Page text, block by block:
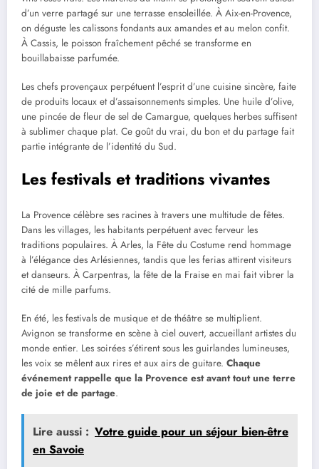
d’un verre partagé sur une terrasse ensoleillée. À Aix-en-Provence,
on déguste les calissons fondants aux amandes et au melon confit.
À Cassis, le poisson fraîchement pêché se transforme en
bouillabaisse parfumée.
Les chefs provençaux perpétuent l’esprit d’une cuisine sincère, faite
de produits locaux et d’assaisonnements simples. Une huile d’olive,
une pincée de fleur de sel de Camargue, quelques herbes suffisent
à sublimer chaque plat. Ce goût du vrai, du bon et du partage fait
partie intégrante de l’identité du Sud.
Les festivals et traditions vivantes
La Provence célèbre ses racines à travers une multitude de fêtes.
Dans les villages, les habitants perpétuent avec ferveur les
traditions populaires. À Arles, la Fête du Costume rend hommage
à l’élégance des Arlésiennes, tandis que les ferias attirent visiteurs
et danseurs. À Carpentras, la fête de la Fraise en mai fait vibrer la
cité de mille parfums.
En été, les festivals de musique et de théâtre se multiplient.
Avignon se transforme en scène à ciel ouvert, accueillant artistes du
monde entier. Les soirées s’étirent sous les guirlandes lumineuses,
les voix se mêlent aux rires et aux airs de guitare. Chaque
événement rappelle que la Provence est avant tout une terre
de joie et de partage.
Lire aussi : Votre guide pour un séjour bien-être
en Savoie